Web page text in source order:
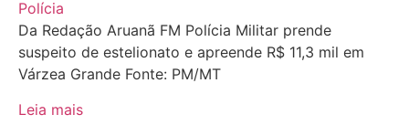
Polícia
Da Redação Aruanã FM Polícia Militar prende
suspeito de estelionato e apreende R$ 11,3 mil em
Várzea Grande Fonte: PM/MT
Leia mais